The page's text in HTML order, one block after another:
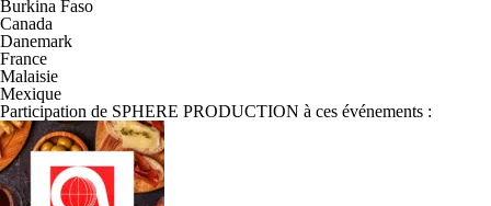
Burkina Faso
Canada
Danemark
France
Malaisie
Mexique
Participation de SPHERE PRODUCTION à ces événements :